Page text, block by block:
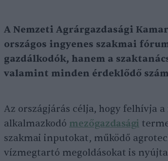
A Nemzeti Agrárgazdasági
országos ingyenes szakmai
gazdálkodók, hanem a
valamint minden érdeklődő
Az országjárás célja, hogy felhívja
alkalmazkodó mezőgazdasági
szakmai inputokat, működő
vízmegtartó megoldásokat is